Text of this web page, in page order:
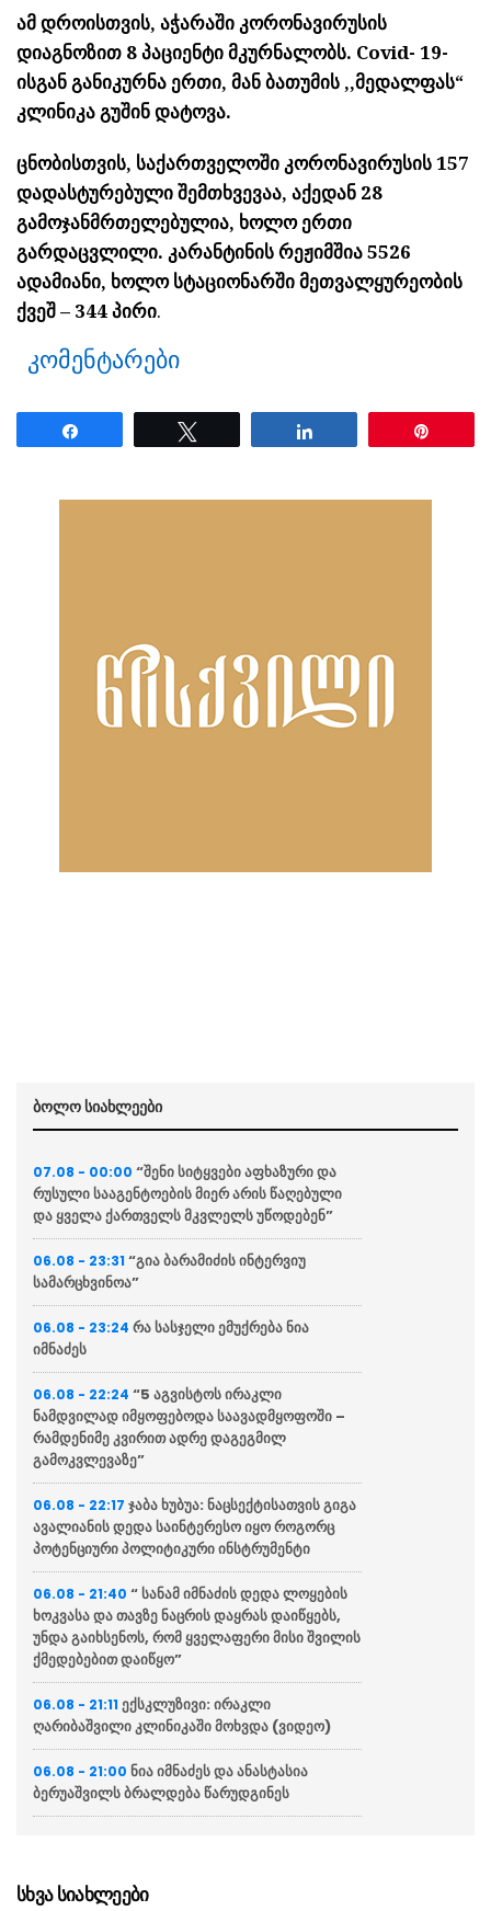
ამ დროისთვის, აჭარაში კორონავირუსის
დიაგნოზით 8 პაციენტი მკურნალობს. Covid- 19-
ისგან განიკურნა ერთი, მან ბათუმის ,,მედალფას“
კლინიკა გუშინ დატოვა.
ცნობისთვის, საქართველოში კორონავირუსის 157
დადასტურებული შემთხვევაა, აქედან 28
გამოჯანმრთელებულია, ხოლო ერთი
გარდაცვლილი. კარანტინის რეჟიმშია 5526
ადამიანი, ხოლო სტაციონარში მეთვალყურეობის
ქვეშ – 344 პირი.
კომენტარები
ბოლო სიახლეები
07.08 - 00:00 “შენი სიტყვები აფხაზური და
რუსული სააგენტოების მიერ არის წაღებული
და ყველა ქართველს მკვლელს უწოდებენ”
06.08 - 23:31 “გია ბარამიძის ინტერვიუ
სამარცხვინოა”
06.08 - 23:24 რა სასჯელი ემუქრება ნია
იმნაძეს
06.08 - 22:24 “5 აგვისტოს ირაკლი
ნამდვილად იმყოფებოდა საავადმყოფოში –
რამდენიმე კვირით ადრე დაგეგმილ
გამოკვლევაზე”
06.08 - 22:17 ჯაბა ხუბუა: ნაცსექტისათვის გიგა
ავალიანის დედა საინტერესო იყო როგორც
პოტენციური პოლიტიკური ინსტრუმენტი
06.08 - 21:40 “ სანამ იმნაძის დედა ლოყების
ხოკვასა და თავზე ნაცრის დაყრას დაიწყებს,
უნდა გაიხსენოს, რომ ყველაფერი მისი შვილის
ქმედებებით დაიწყო”
06.08 - 21:11 ექსკლუზივი: ირაკლი
ღარიბაშვილი კლინიკაში მოხვდა (ვიდეო)
06.08 - 21:00 ნია იმნაძეს და ანასტასია
ბერუაშვილს ბრალდება წარუდგინეს
ფლოტის დაახლოებით 80%-ში”
სხვა სიახლეები